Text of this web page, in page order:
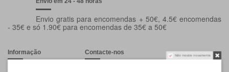
Envio gratis para encomendas + 50€, 4.5€ encomendas
- 35€ e só 1.90€ para encomendas de 35€ a 50€
Informação Contacte-nos Não mostre novamente.